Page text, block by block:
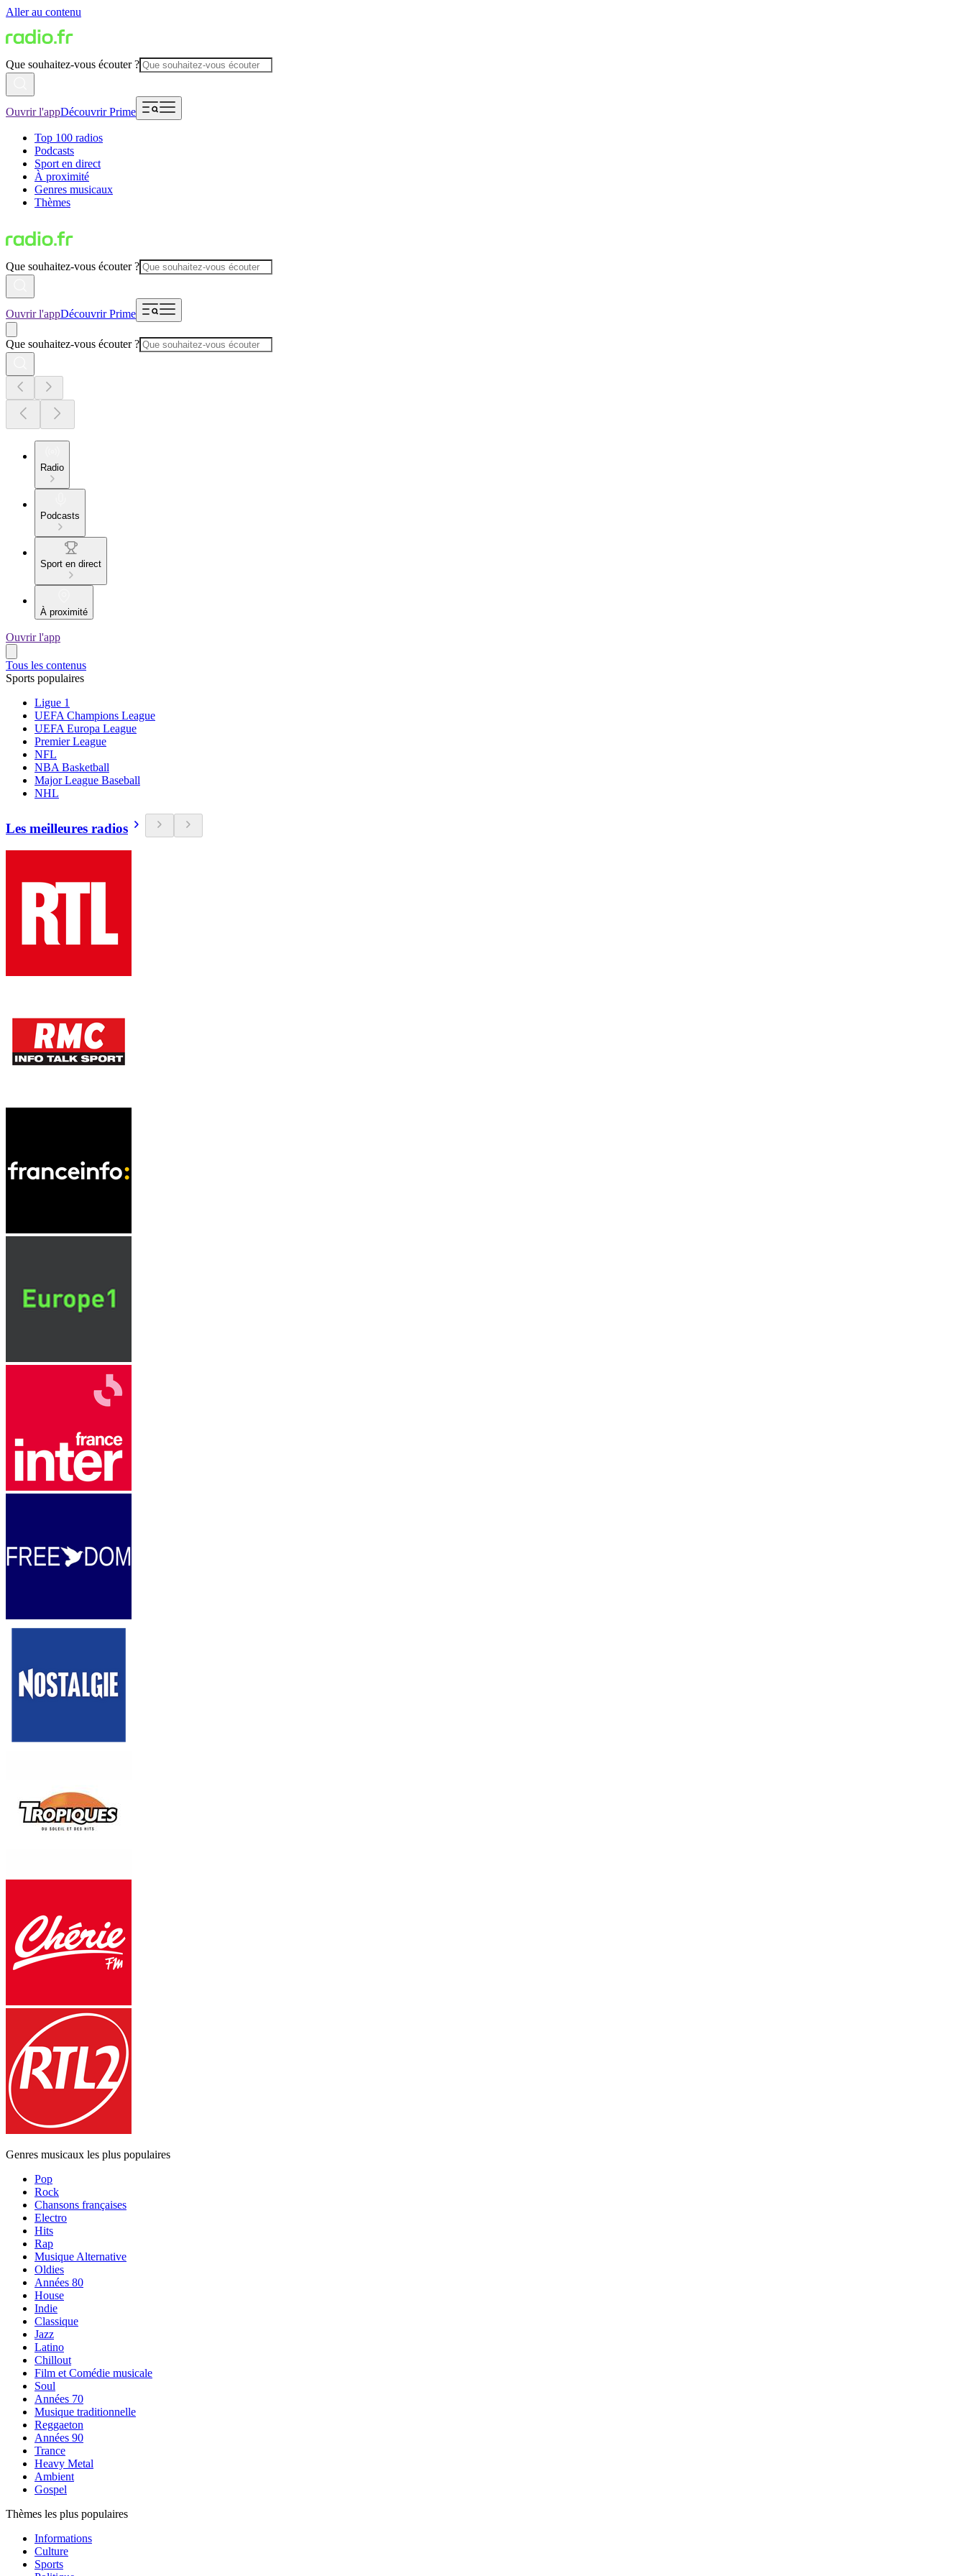
Aller au contenu
Que souhaitez-vous écouter ?
Ouvrir l'appDécouvrir Prime
Top 100 radios
Podcasts
Sport en direct
À proximité
Genres musicaux
Thèmes
Que souhaitez-vous écouter ?
Ouvrir l'appDécouvrir Prime
Que souhaitez-vous écouter ?
Radio
Podcasts
Sport en direct
À proximité
Ouvrir l'app
Tous les contenus
Sports populaires
Ligue 1
UEFA Champions League
UEFA Europa League
Premier League
NFL
NBA Basketball
Major League Baseball
NHL
Les meilleures radios
Genres musicaux les plus populaires
Pop
Rock
Chansons françaises
Electro
Hits
Rap
Musique Alternative
Oldies
Années 80
House
Indie
Classique
Jazz
Latino
Chillout
Film et Comédie musicale
Soul
Années 70
Musique traditionnelle
Reggaeton
Années 90
Trance
Heavy Metal
Ambient
Gospel
Thèmes les plus populaires
Informations
Culture
Sports